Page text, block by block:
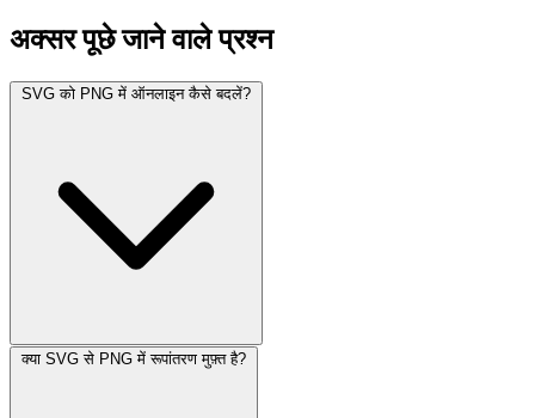
अक्सर पूछे जाने वाले प्रश्न
SVG को PNG में ऑनलाइन कैसे बदलें?
क्या SVG से PNG में रूपांतरण मुफ़्त है?